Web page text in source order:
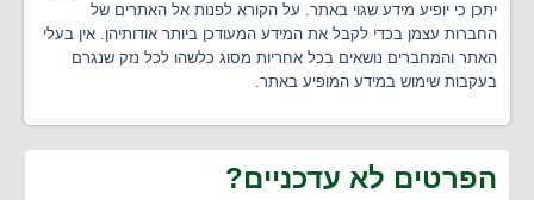
יתכן כי יופיע מידע שגוי באתר. על הקורא לפנות אל האתרים של
החברות עצמן בכדי לקבל את המידע המעודכן ביותר אודותיהן. אין בעלי
האתר והמחברים נושאים בכל אחריות מסוג כלשהו לכל נזק שנגרם
בעקבות שימוש במידע המופיע באתר.
הפרטים לא עדכניים?